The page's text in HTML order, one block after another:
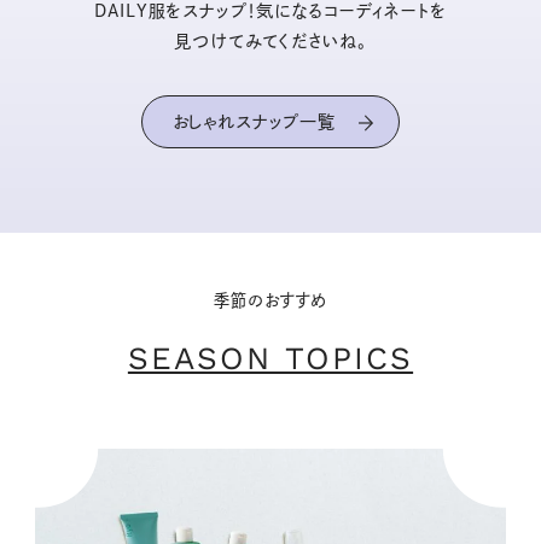
DAILY服をスナップ！気になるコーディネートを
見つけてみてくださいね。
おしゃれスナップ一覧
季節のおすすめ
SEASON TOPICS